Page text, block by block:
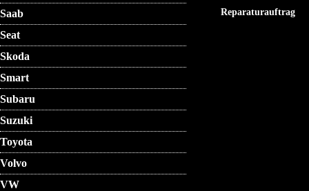
Saab
Seat
Skoda
Smart
Subaru
Suzuki
Toyota
Volvo
VW
Reparaturauftrag